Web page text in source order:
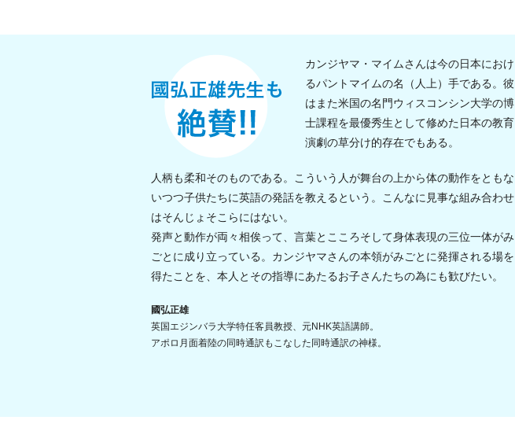
カンジヤマ・マイムさんは今の日本におけ
るパントマイムの名（人上）手である。彼
はまた米国の名門ウィスコンシン大学の博
士課程を最優秀生として修めた日本の教育
演劇の草分け的存在でもある。
人柄も柔和そのものである。こういう人が舞台の上から体の動作をともな
いつつ子供たちに英語の発話を教えるという。こんなに見事な組み合わせ
はそんじょそこらにはない。
発声と動作が両々相俟って、言葉とこころそして身体表現の三位一体がみ
ごとに成り立っている。カンジヤマさんの本領がみごとに発揮される場を
得たことを、本人とその指導にあたるお子さんたちの為にも歓びたい。
國弘正雄
英国エジンバラ大学特任客員教授、元NHK英語講師。
アポロ月面着陸の同時通訳もこなした同時通訳の神様。